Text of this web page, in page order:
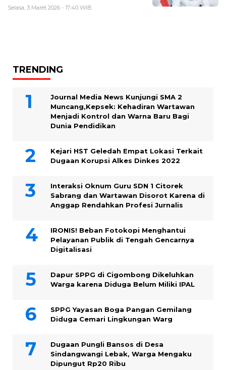
Selasa, 3 Maret 2026 - 17:40 WIB
TRENDING
Journal Media News Kunjungi SMA 2
Muncang,Kepsek: Kehadiran Wartawan
Menjadi Kontrol dan Warna Baru Bagi
Dunia Pendidikan
Kejari HST Geledah Empat Lokasi Terkait
Dugaan Korupsi Alkes Dinkes 2022
Interaksi Oknum Guru SDN 1 Citorek
Sabrang dan Wartawan Disorot Karena di
Anggap Rendahkan Profesi Jurnalis
IRONIS! Beban Fotokopi Menghantui
Pelayanan Publik di Tengah Gencarnya
Digitalisasi
Dapur SPPG di Cigombong Dikeluhkan
Warga karena Diduga Belum Miliki IPAL
SPPG Yayasan Boga Pangan Gemilang
Diduga Cemari Lingkungan Warg
Dugaan Pungli Bansos di Desa
Sindangwangi Lebak, Warga Mengaku
Dipungut Rp20 Ribu